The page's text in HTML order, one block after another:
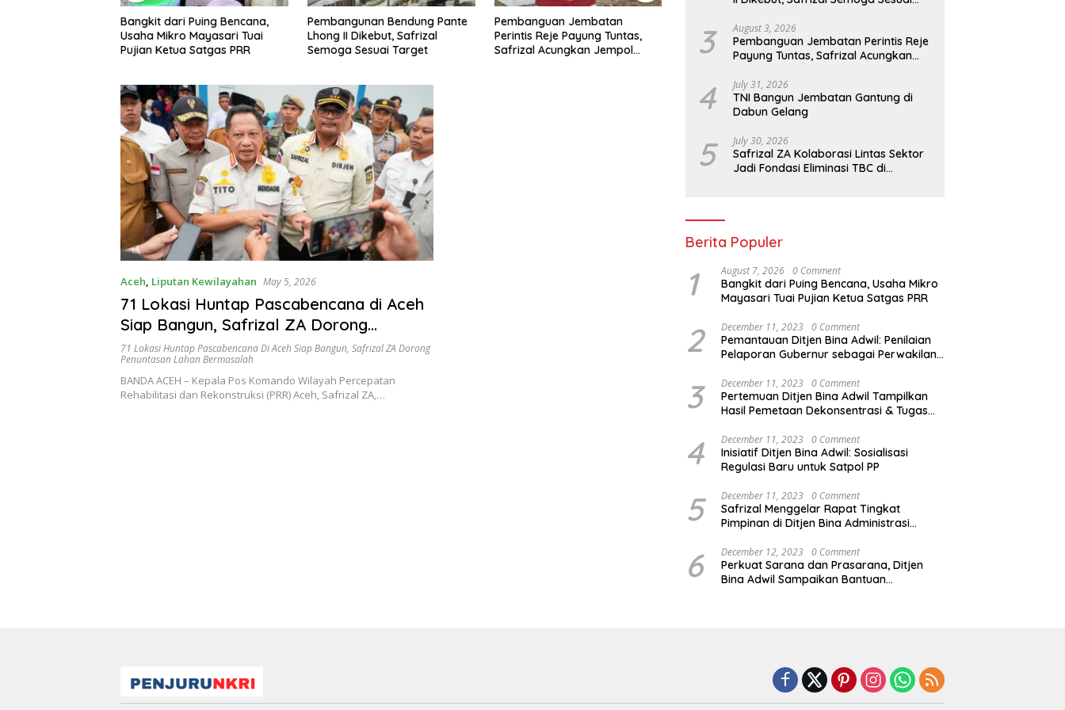
Bangkit dari Puing Bencana,
Usaha Mikro Mayasari Tuai
Pujian Ketua Satgas PRR
Pembangunan Bendung Pante
Lhong II Dikebut, Safrizal
Semoga Sesuai Target
Pembanguan Jembatan
Perintis Reje Payung Tuntas,
Safrizal Acungkan Jempol
di Dabun Gelang
Sektor Jadi Fondasi Eliminasi
TBC di Indonesia
Aceh, Liputan Kewilayahan May 5, 2026
71 Lokasi Huntap Pascabencana di Aceh
Siap Bangun, Safrizal ZA Dorong
Penuntasan Lahan Bermasalah
71 Lokasi Huntap Pascabencana Di Aceh Siap Bangun, Safrizal ZA Dorong
Penuntasan Lahan Bermasalah
BANDA ACEH – Kepala Pos Komando Wilayah Percepatan
Rehabilitasi dan Rekonstruksi (PRR) Aceh, Safrizal ZA,…
3 August 3, 2026
Pembanguan Jembatan Perintis Reje
Payung Tuntas, Safrizal Acungkan
4 July 31, 2026
TNI Bangun Jembatan Gantung di
Dabun Gelang
5 July 30, 2026
Safrizal ZA Kolaborasi Lintas Sektor
Jadi Fondasi Eliminasi TBC di
Berita Populer
1 August 7, 2026 0 Comment
Bangkit dari Puing Bencana, Usaha Mikro
Mayasari Tuai Pujian Ketua Satgas PRR
2 December 11, 2023 0 Comment
Pemantauan Ditjen Bina Adwil: Penilaian
Pelaporan Gubernur sebagai Perwakilan
3 December 11, 2023 0 Comment
Pertemuan Ditjen Bina Adwil Tampilkan
Hasil Pemetaan Dekonsentrasi & Tugas
4 December 11, 2023 0 Comment
Inisiatif Ditjen Bina Adwil: Sosialisasi
Regulasi Baru untuk Satpol PP
5 December 11, 2023 0 Comment
Safrizal Menggelar Rapat Tingkat
Pimpinan di Ditjen Bina Administrasi
6 December 12, 2023 0 Comment
Perkuat Sarana dan Prasarana, Ditjen
Bina Adwil Sampaikan Bantuan